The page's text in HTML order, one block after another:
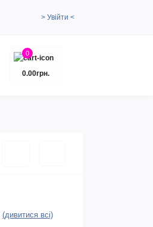
> Увійти <
0
0.00грн.
(дивитися всі)